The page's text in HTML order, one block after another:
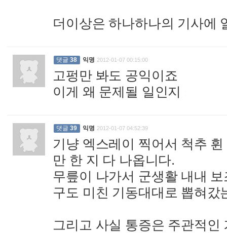
더이상은 하나하나의 기사에
댓글 38 익명 2012-01-07 00:15:00
고펑만 봐도 공익이죠
이게 왜 문제될 일인지
댓글 39 익명 2012-01-07 04:52:39
기냥 엑스레이 찍어서 척추
만 한 지 다 나옵니다.
무릎이 나가서 군생활 내내
구도 미친 기동대대로 뽑혀갔
그리고 사실 통증은 주관적